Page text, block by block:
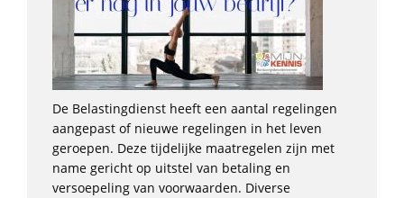
De Belastingdienst heeft een aantal regelingen
aangepast of nieuwe regelingen in het leven
geroepen. Deze tijdelijke maatregelen zijn met
name gericht op uitstel van betaling en
versoepeling van voorwaarden. Diverse